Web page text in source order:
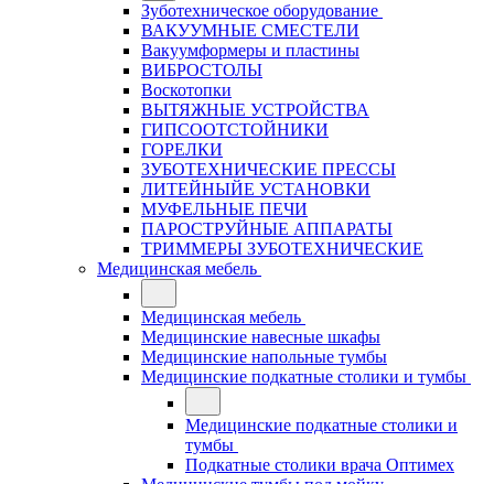
Зуботехническое оборудование
ВАКУУМНЫЕ СМЕСТЕЛИ
Вакуумформеры и пластины
ВИБРОСТОЛЫ
Воскотопки
ВЫТЯЖНЫЕ УСТРОЙСТВА
ГИПСООТСТОЙНИКИ
ГОРЕЛКИ
ЗУБОТЕХНИЧЕСКИЕ ПРЕССЫ
ЛИТЕЙНЫЙЕ УСТАНОВКИ
МУФЕЛЬНЫЕ ПЕЧИ
ПАРОСТРУЙНЫЕ АППАРАТЫ
ТРИММЕРЫ ЗУБОТЕХНИЧЕСКИЕ
Медицинская мебель
Медицинская мебель
Медицинские навесные шкафы
Медицинские напольные тумбы
Медицинские подкатные столики и тумбы
Медицинские подкатные столики и
тумбы
Подкатные столики врача Оптимех